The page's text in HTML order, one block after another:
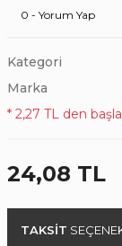
0 - Yorum Yap
Kategori
Marka
* 2,27 TL den
24,08 TL
TAKSİT